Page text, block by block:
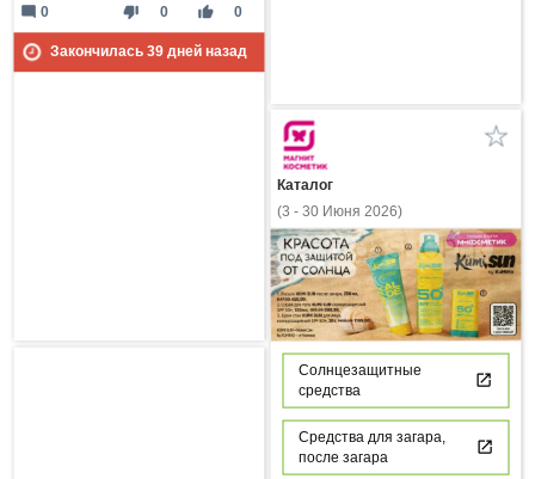
thumb_down 0 thumb_up 0
mode_comment 0
Закончилась 39дней назад
Каталог
(3 - 30 Июня 2026)
Солнцезащитные
средства
Средства для загара,
после загара